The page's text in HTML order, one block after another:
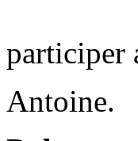
participer
Antoine.